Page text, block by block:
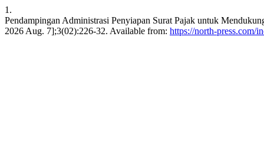
1.
Pendampingan Administrasi Penyiapan Surat Pajak untuk
2026 Aug. 7];3(02):226-32. Available from: https://north-press.com/